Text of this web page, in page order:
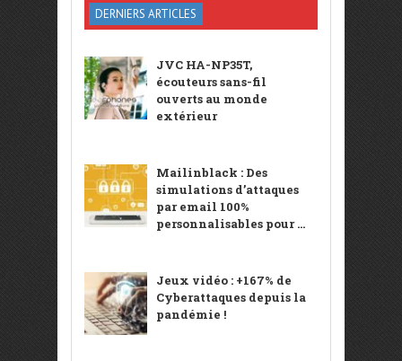
DERNIERS ARTICLES
JVC HA-NP35T,
écouteurs sans-fil
ouverts au monde
extérieur
Mailinblack : Des
simulations d’attaques
par email 100%
personnalisables pour ...
Jeux vidéo : +167% de
Cyberattaques depuis la
pandémie !